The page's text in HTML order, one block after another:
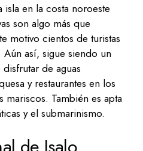
isla en la costa noroeste
son algo más que
motivo cientos de turistas
así, sigue siendo un
de aguas
y restaurantes en los
mariscos. También es apta
y el submarinismo.